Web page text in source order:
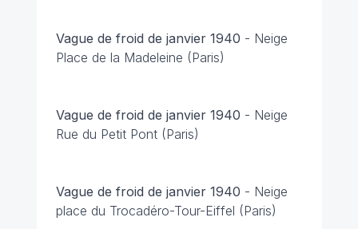
Vague de froid de janvier 1940 - Neige
Place de la Madeleine (Paris)
Vague de froid de janvier 1940 - Neige
Rue du Petit Pont (Paris)
Vague de froid de janvier 1940 - Neige
place du Trocadéro-Tour-Eiffel (Paris)